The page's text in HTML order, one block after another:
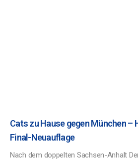
Cats zu Hause gegen München –
Final-Neuauflage
Nach dem doppelten Sachsen-Anhalt